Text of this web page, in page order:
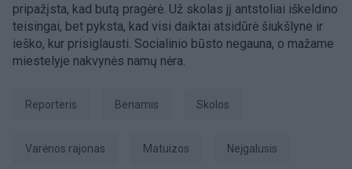
pripažįsta, kad butą pragėrė. Už skolas jį antstoliai iškeldino
teisingai, bet pyksta, kad visi daiktai atsidūrė šiukšlyne ir
ieško, kur prisiglausti. Socialinio būsto negauna, o mažame
miestelyje nakvynės namų nėra.
Reporteris benamis skolos
Varėnos rajonas Matuizos neįgalusis